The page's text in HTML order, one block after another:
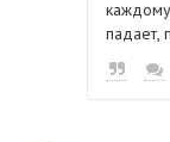
падает,